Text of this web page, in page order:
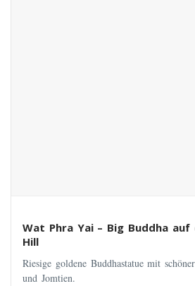
Wat Phra Yai – Big Buddha auf
Hill
Riesige goldene Buddhastatue mit
und Jomtien.